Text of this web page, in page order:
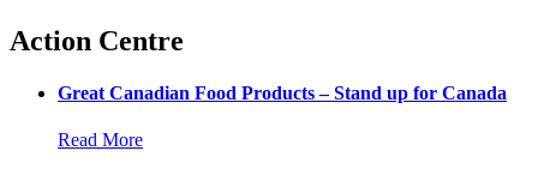
Action Centre
Great Canadian Food Products – Stand up for Canada
Read More